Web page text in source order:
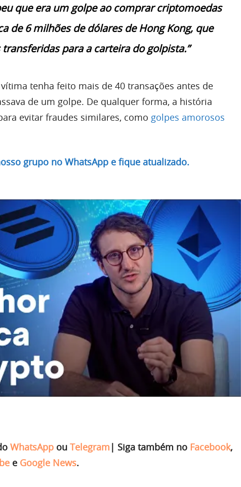
que era um golpe ao comprar criptomoedas
de 6 milhões de dólares de Hong Kong, que
para a carteira do golpista.”
tenha feito mais de 40 transações antes de
de um golpe. De qualquer forma, a história
evitar fraudes similares, como golpes amorosos
grupo no WhatsApp e fique atualizado.
WhatsApp ou Telegram | Siga também no Facebook,
e Google News.